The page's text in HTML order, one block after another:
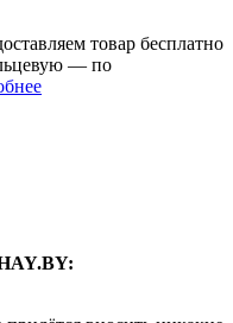
товар бесплатно
— по